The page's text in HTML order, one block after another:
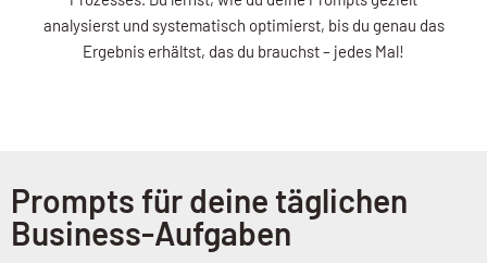
analysierst und systematisch optimierst, bis du genau das
Ergebnis erhältst, das du brauchst – jedes Mal!
Prompts für deine täglichen
Business-Aufgaben